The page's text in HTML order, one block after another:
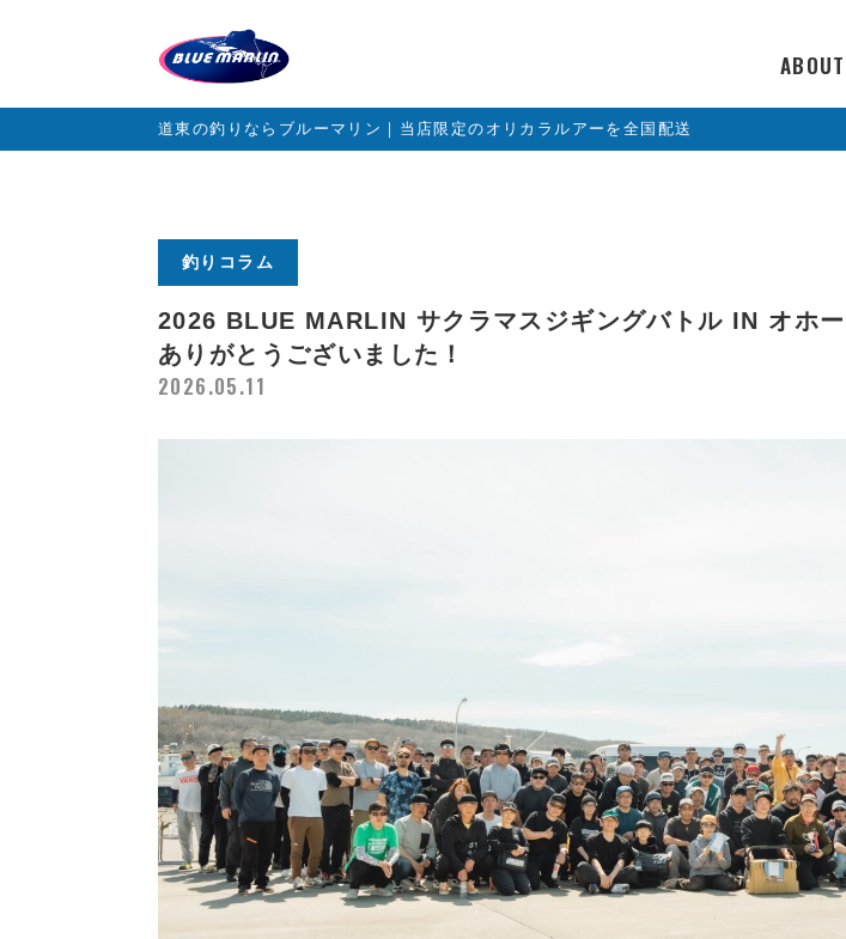
道東の釣りならブルーマリン｜当店限定のオリカラルアーを全国配送
釣りコラム
2026 BLUE MARLIN サクラマスジギングバトル IN オホ
ありがとうございました！
2026.05.11